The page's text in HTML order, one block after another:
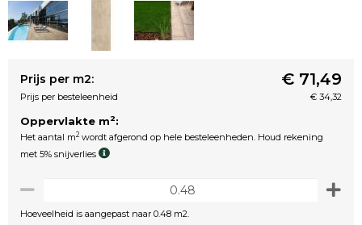
Prijs per m2: € 71,49
Prijs per besteleenheid € 34,32
Oppervlakte m2:
Het aantal m2 wordt afgerond op hele besteleenheden. Houd rekening
met 5% snijverlies
Hoeveelheid is aangepast naar 0.48 m2.